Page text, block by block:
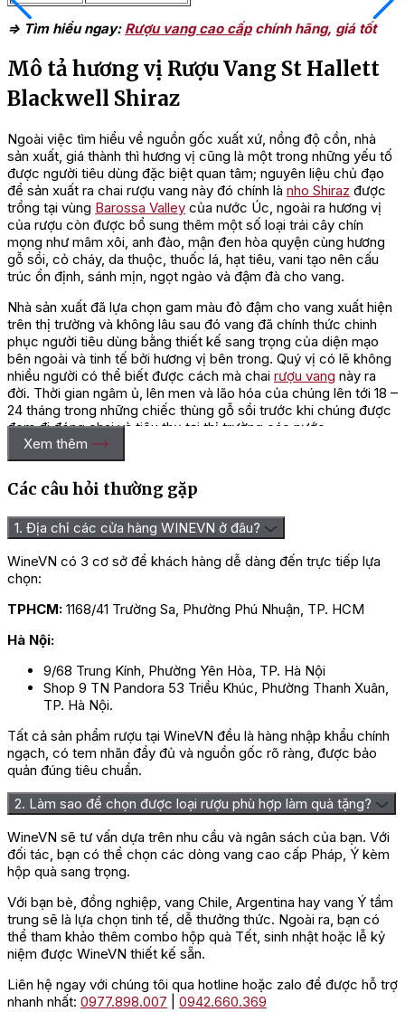
=> Tìm hiểu ngay: Rượu vang cao cấpchính hãng, giá tốt
Mô tả hương vị Rượu Vang St Hallett
Blackwell Shiraz
Ngoài việc tìm hiểu về nguồn gốc xuất xứ, nồng độ cồn, nhà
sản xuất, giá thành thì hương vị cũng là một trong những yếu tố
được người tiêu dùng đặc biệt quan tâm; nguyên liệu chủ đạo
để sản xuất ra chai rượu vang này đó chính là nho Shiraz được
trồng tại vùng Barossa Valley của nước Úc, ngoài ra hương vị
của rượu còn được bổ sung thêm một số loại trái cây chín
mọng như mâm xôi, anh đào, mận đen hòa quyện cùng hương
gỗ sồi, cỏ cháy, da thuộc, thuốc lá, hạt tiêu, vani tạo nên cấu
trúc ổn định, sánh mịn, ngọt ngào và đậm đà cho vang.
Nhà sản xuất đã lựa chọn gam màu đỏ đậm cho vang xuất hiện
trên thị trường và không lâu sau đó vang đã chính thức chinh
phục người tiêu dùng bằng thiết kế sang trọng của diện mạo
bên ngoài và tinh tế bởi hương vị bên trong. Quý vị có lẽ không
nhiều người có thể biết được cách mà chai rượu vang này ra
đời. Thời gian ngâm ủ, lên men và lão hóa của chúng lên tới 18 –
24 tháng trong những chiếc thùng gỗ sồi trước khi chúng được
đem đi đóng chai và tiêu thụ tại thị trường các nước.
Lưu ý quý vị nên bảo quản vang nơi khô ráo, thoáng mát; kết
nai, thịt hươu, thịt bò, thịt bê trong nhiệt độ phòng lý tưởng dao
để có thể khai thác hết sự tròn trịa của vang.
=> Liên hệ ngayWine VNđể nhận giá ưu đãi và tư vấn chi
tiết nhất!
Xem thêm
Các câu hỏi thường gặp
1. Địa chỉ các cửa hàng WINEVN ở đâu?
WineVN có 3 cơ sở để khách hàng dễ dàng đến trực tiếp lựa
chọn:
TPHCM: 1168/41 Trường Sa, Phường Phú Nhuận, TP. HCM
Hà Nội:
9/68 Trung Kính, Phường Yên Hòa, TP. Hà Nội
Shop 9 TN Pandora 53 Triều Khúc, Phường Thanh Xuân,
TP. Hà Nội.
Tất cả sản phẩm rượu tại WineVN đều là hàng nhập khẩu chính
ngạch, có tem nhãn đầy đủ và nguồn gốc rõ ràng, được bảo
quản đúng tiêu chuẩn.
2. Làm sao để chọn được loại rượu phù hợp làm quà tặng?
WineVN sẽ tư vấn dựa trên nhu cầu và ngân sách của bạn. Với
đối tác, bạn có thể chọn các dòng vang cao cấp Pháp, Ý kèm
hộp quà sang trọng.
Với bạn bè, đồng nghiệp, vang Chile, Argentina hay vang Ý tầm
trung sẽ là lựa chọn tinh tế, dễ thưởng thức. Ngoài ra, bạn có
thể tham khảo thêm combo hộp quà Tết, sinh nhật hoặc lễ kỷ
niệm được WineVN thiết kế sẵn.
Liên hệ ngay với chúng tôi qua hotline hoặc zalo để được hỗ trợ
nhanh nhất: 0977.898.007
0942.660.369